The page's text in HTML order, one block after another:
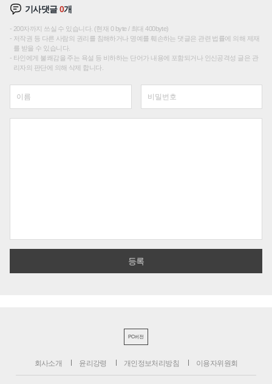
기사댓글0개
200자까지 쓰실 수 있습니다. (현재 0 byte / 최대 400byte)
저작권 등 다른 사람의 권리를 침해하거나 명예를 훼손하는 댓글은 관련 법률에 의해 제재
를 받을 수 있습니다.
타인에게 불쾌감을 주는 욕설 등 비하하는 단어가 내용에 포함되거나 인신공격성 글은 관
리자의 판단에 의해 삭제 합니다.
PC버전
회사소개 윤리강령 개인정보처리방침 이용자위원회